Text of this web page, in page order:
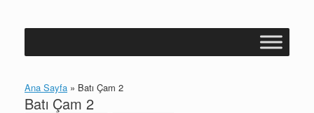
Ana Sayfa » Batı Çam 2
Batı Çam 2